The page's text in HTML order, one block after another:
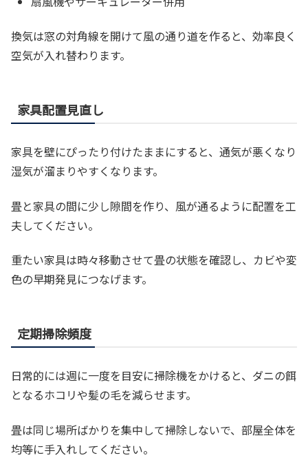
換気は窓の対角線を開けて風の通り道を作ると、効率良く
空気が入れ替わります。
家具配置見直し
家具を壁にぴったり付けたままにすると、通気が悪くなり
湿気が溜まりやすくなります。
畳と家具の間に少し隙間を作り、風が通るように配置を工
夫してください。
重たい家具は時々移動させて畳の状態を確認し、カビや変
色の早期発見につなげます。
定期掃除頻度
日常的には週に一度を目安に掃除機をかけると、ダニの餌
となるホコリや髪の毛を減らせます。
畳は同じ場所ばかりを集中して掃除しないで、部屋全体を
均等に手入れしてください。